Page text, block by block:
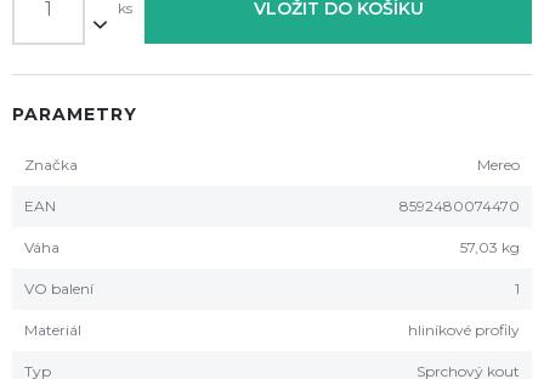
ks VLOŽIT DO KOŠÍKU
PARAMETRY
Značka Mereo
EAN 8592480074470
Váha 57,03 kg
VO balení 1
Materiál hliníkové profily
Typ Sprchový kout